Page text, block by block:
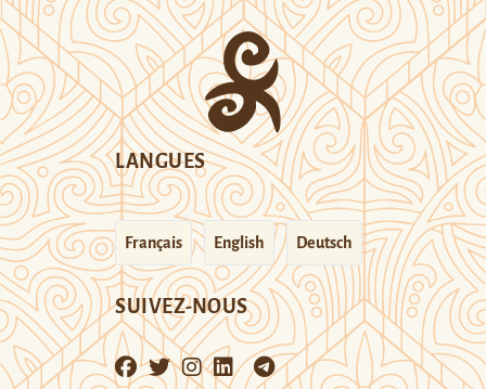
LANGUES
Français English Deutsch
SUIVEZ-NOUS